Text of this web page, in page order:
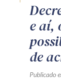
e aí,
de
Publicado